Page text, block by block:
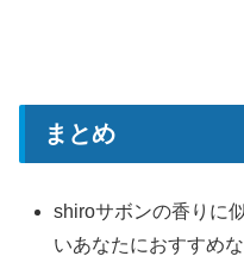
まとめ
shiroサボンの香りに
いあなたにおすすめ